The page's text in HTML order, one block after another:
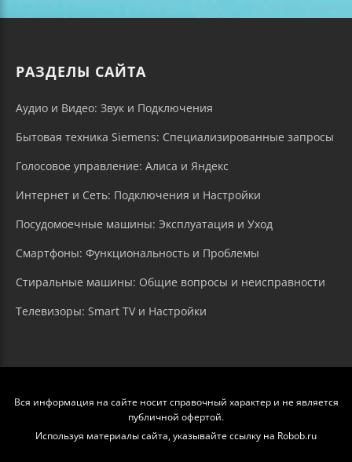
РАЗДЕЛЫ САЙТА
Аудио и Видео: Звук и Подключения
Бытовая техника Siemens: Специализированные запросы
Голосовое управление: Алиса и Яндекс
Интернет и Сеть: Подключения и Настройки
Посудомоечные машины: Эксплуатация и Уход
Смартфоны: Функциональность и Проблемы
Стиральные машины: Общие вопросы и неисправности
Телевизоры: Smart TV и Настройки
Вся информация на сайте носит справочный характер и не является
публичной офертой.
Используя материалы сайта, указывайте ссылку на Robob.ru